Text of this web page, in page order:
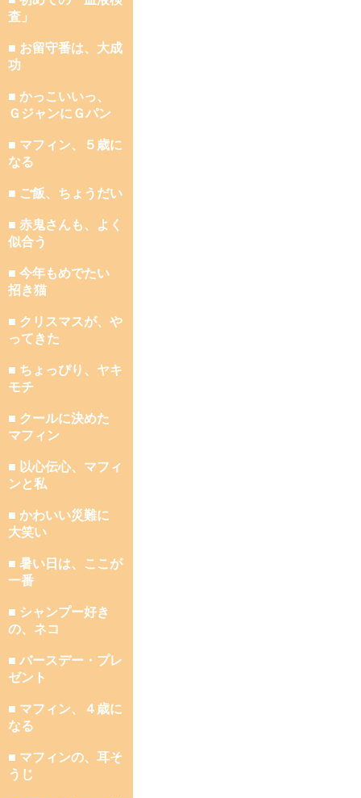
査」
■ お留守番は、大成
功
■ かっこいいっ、
ＧジャンにＧパン
■ マフィン、５歳に
なる
■ ご飯、ちょうだい
■ 赤鬼さんも、よく
似合う
■ 今年もめでたい
招き猫
■ クリスマスが、や
ってきた
■ ちょっぴり、ヤキ
モチ
■ クールに決めた
マフィン
■ 以心伝心、マフィ
ンと私
■ かわいい災難に
大笑い
■ 暑い日は、ここが
一番
■ シャンプー好き
の、ネコ
■ バースデー・プレ
ゼント
■ マフィン、４歳に
なる
■ マフィンの、耳そ
うじ